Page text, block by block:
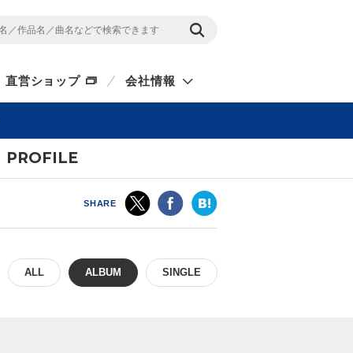
直営ショップ 会社情報
PROFILE
SHARE
ALL ALBUM SINGLE